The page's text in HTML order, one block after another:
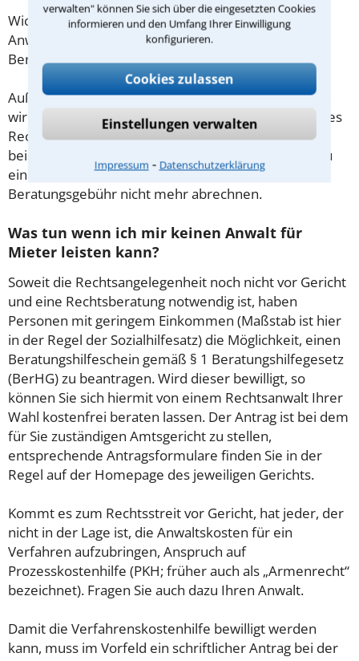
verwalten" können Sie sich über die eingesetzten Cookies
informieren und den Umfang Ihrer Einwilligung
konfigurieren.
Cookies zulassen
Einstellungen verwalten
Impressum ⁃ Datenschutzerklärung
Wichtig daher: Klären Sie die Kostenfrage mit Ihrem
Anwalt aus Moringen schon zu Beginn der ersten
Beratung.
Außerdem gut zu wissen: Gemäß § 34 Absatz 2 RVG
wird die Beratungsgebühr auf weitere Tätigkeiten des
Rechtsanwalts angerechnet. Sollte es also
beispielsweise aufgrund des Beratungsgesprächs zu
einem Prozess kommen, so kann der Anwalt diese
Beratungsgebühr nicht mehr abrechnen.
Was tun wenn ich mir keinen Anwalt für
Mieter leisten kann?
Soweit die Rechtsangelegenheit noch nicht vor Gericht
und eine Rechtsberatung notwendig ist, haben
Personen mit geringem Einkommen (Maßstab ist hier
in der Regel der Sozialhilfesatz) die Möglichkeit, einen
Beratungshilfeschein gemäß § 1 Beratungshilfegesetz
(BerHG) zu beantragen. Wird dieser bewilligt, so
können Sie sich hiermit von einem Rechtsanwalt Ihrer
Wahl kostenfrei beraten lassen. Der Antrag ist bei dem
für Sie zuständigen Amtsgericht zu stellen,
entsprechende Antragsformulare finden Sie in der
Regel auf der Homepage des jeweiligen Gerichts.
Kommt es zum Rechtsstreit vor Gericht, hat jeder, der
nicht in der Lage ist, die Anwaltskosten für ein
Verfahren aufzubringen, Anspruch auf
Prozesskostenhilfe (PKH; früher auch als „Armenrecht“
bezeichnet). Fragen Sie auch dazu Ihren Anwalt.
Damit die Verfahrenskostenhilfe bewilligt werden
kann, muss im Vorfeld ein schriftlicher Antrag bei der